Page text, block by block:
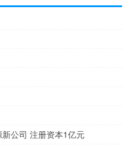
公司 注册资本1亿元